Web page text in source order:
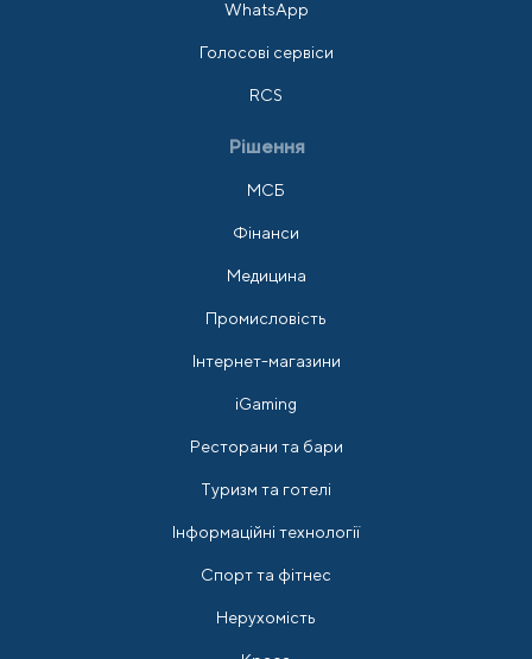
WhatsApp
Голосові сервіси
RCS
Рішення
МСБ
Фінанси
Медицина
Промисловість
Інтернет-магазини
iGaming
Ресторани та бари
Туризм та готелі
Інформаційні технології
Спорт та фітнес
Нерухомість